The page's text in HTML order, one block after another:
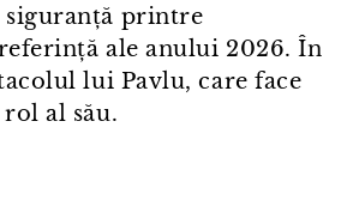
siguranță printre
ale anului 2026. În
lui Pavlu, care face
al său.